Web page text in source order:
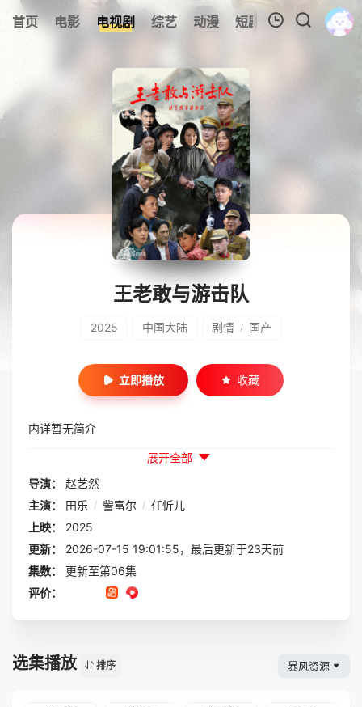
首页 电影 电视剧 综艺 动漫 短剧 今日更新
0
暂无观看影片的记录
王老敢与游击队
2025 中国大陆 剧情 / 国产
立即播放 收藏
内详暂无简介
展开全部
导演：
赵艺然
主演：
田乐 / 訾富尔 / 任忻儿
上映：
2025
更新：
2026-07-15 19:01:55，最后更新于23天前
集数：
更新至第06集
评价：
选集播放 排序 暴风资源